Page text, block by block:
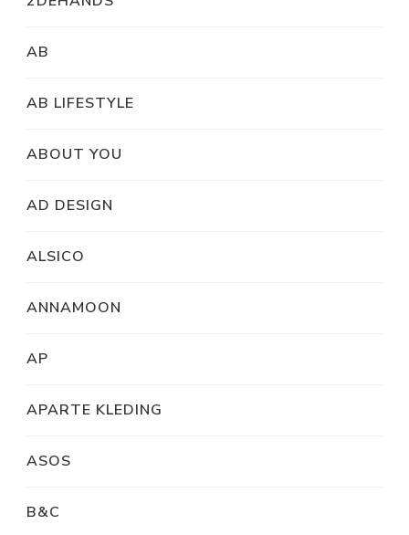
AB
AB LIFESTYLE
ABOUT YOU
AD DESIGN
ALSICO
ANNAMOON
AP
APARTE KLEDING
ASOS
B&C